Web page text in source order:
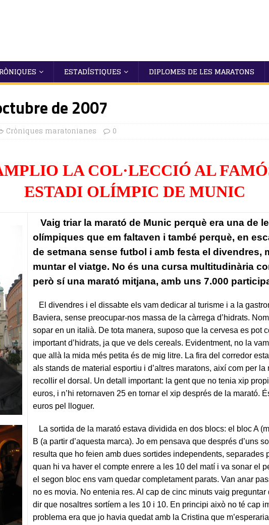
ESTADÍSTIQUES DIPLOMES DE LES MARATONS
de 2007
Cròniques maratonianes 0
LA COL·LECCIÓ AL
ESTADI OLÍMPIC DE MUNIC
Vaig triar la marató de Munic perquè era una de
olímpiques que em faltaven i també perquè, en
de setmana sense futbol i amb festa el divendres,
muntar el viatge. No és una cursa multitudinària
però sí una marató mitjana, amb uns 7.000
El divendres i el dissabte els vam dedicar al turisme i a la
Baviera, sense preocupar-nos massa de la càrrega d’hidrats.
sopar en un italià. De tota manera, suposo que la cervesa es pot
important d’hidrats, ja que ve dels cereals. Evidentment, no la
que allà la mida més petita és de mig litre. La fira del corredor
als stands de material esportiu i d’altres maratons, així com per la
recollir el dorsal. Un detall important: la gent que no tenia xip
euros, i n’hi retornaven 25 en tornar el xip després de la marató.
euros pel lloguer.
La sortida de la marató estava dividida en dos blocs: el bloc A
B (a partir d’aquesta marca). Jo em pensava que després d’uns
resulta que ho feien amb dues sortides independents, separades
quan hi va haver el compte enrere a les 10 del matí i va sonar el
el segon bloc ens vam quedar completament parats. Van anar
no es movia. No entenia res. Al cap de cinc minuts vaig
dir que nosaltres sortíem a les 10 i 10. En principi això no té cap
problema era que jo havia quedat amb la Cristina que